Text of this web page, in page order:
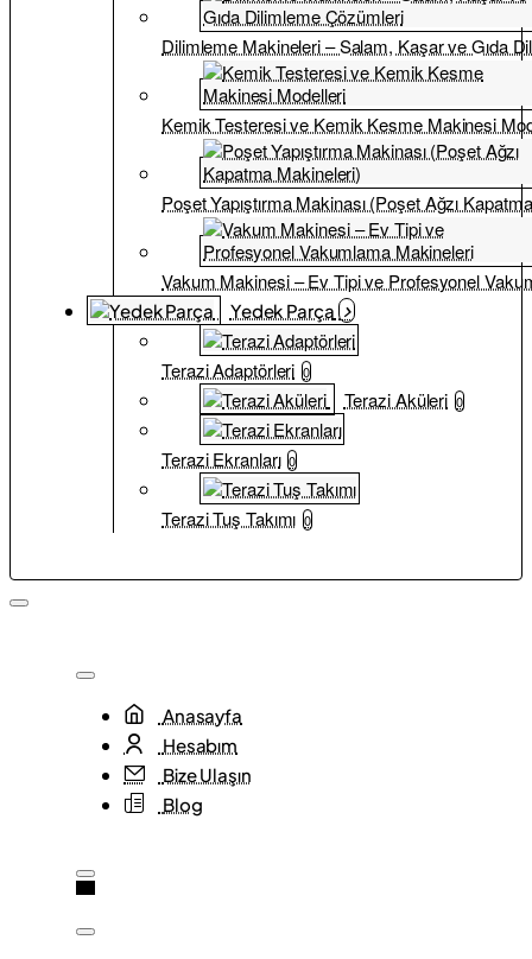
Dilimleme Makineleri – Salam, Kaşar ve Gıda
Kemik Testeresi ve Kemik Kesme Makinesi
Poşet Yapıştırma Makinası (Poşet Ağzı
Vakum Makinesi – Ev Tipi ve Profesyonel
Yedek Parça
Terazi Adaptörleri 0
Terazi Aküleri 0
Terazi Ekranları 0
Terazi Tuş Takımı 0
Anasayfa
Hesabım
Bize Ulaşın
Blog